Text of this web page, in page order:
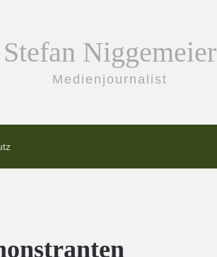
Stefan Niggemeier
Medienjournalist